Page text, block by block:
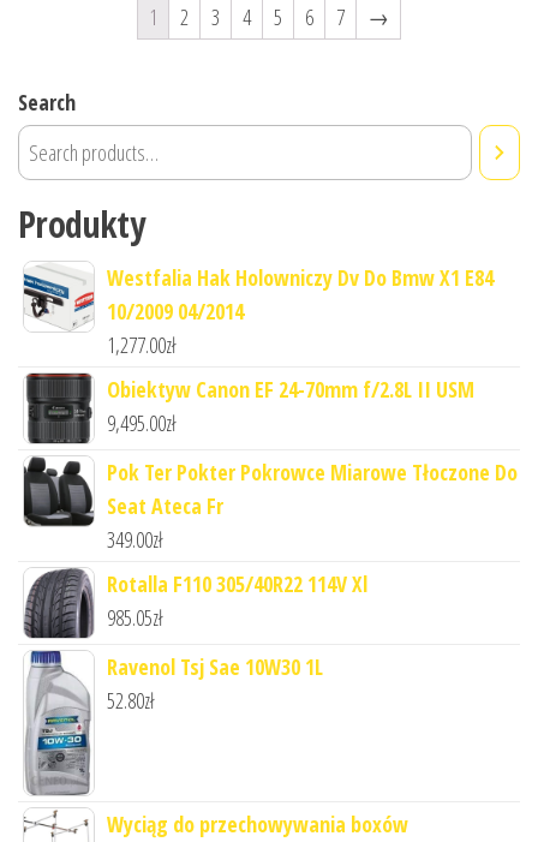
1 2 3 4 5 6 7 →
Search
Produkty
Westfalia Hak Holowniczy Dv Do Bmw X1 E84
10/2009 04/2014
1,277.00zł
Obiektyw Canon EF 24-70mm f/2.8L II USM
9,495.00zł
Pok Ter Pokter Pokrowce Miarowe Tłoczone Do
Seat Ateca Fr
349.00zł
Rotalla F110 305/40R22 114V Xl
985.05zł
Ravenol Tsj Sae 10W30 1L
52.80zł
Wyciąg do przechowywania boxów